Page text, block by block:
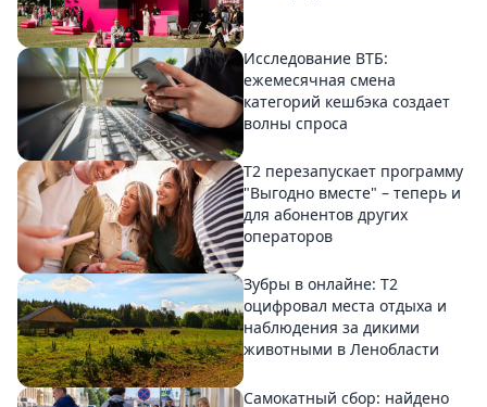
Исследование ВТБ:
ежемесячная смена
категорий кешбэка создает
волны спроса
Т2 перезапускает программу
"Выгодно вместе" – теперь и
для абонентов других
операторов
Зубры в онлайне: Т2
оцифровал места отдыха и
наблюдения за дикими
животными в Ленобласти
Самокатный сбор: найдено